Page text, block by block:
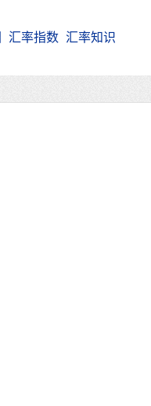
汇率指数 汇率知识